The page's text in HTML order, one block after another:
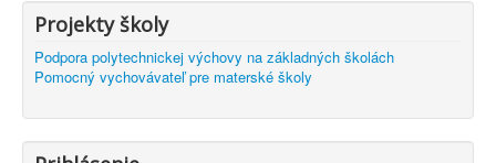
Projekty školy
Podpora polytechnickej výchovy na základných školách
Pomocný vychovávateľ pre materské školy